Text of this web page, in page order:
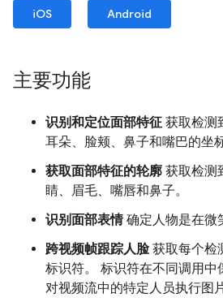
iOS Android
主要功能
识别和定位面部特征 获取检测
耳朵、脸颊、鼻子和嘴巴的坐标
获取面部特征的轮廓 获取检测
睛、眉毛、嘴唇和鼻子。
识别面部表情确定人物是在微
跨视频帧跟踪人脸获取每个检
标识符。 标识符在不同调用中
对视频流中的特定人员执行图